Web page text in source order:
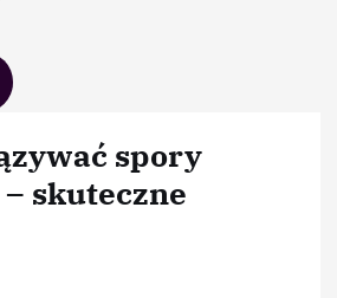
spory
skuteczne